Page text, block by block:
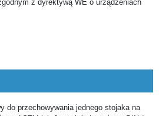
z dyrektywą WE o urządzeniach
do przechowywania jednego stojaka na